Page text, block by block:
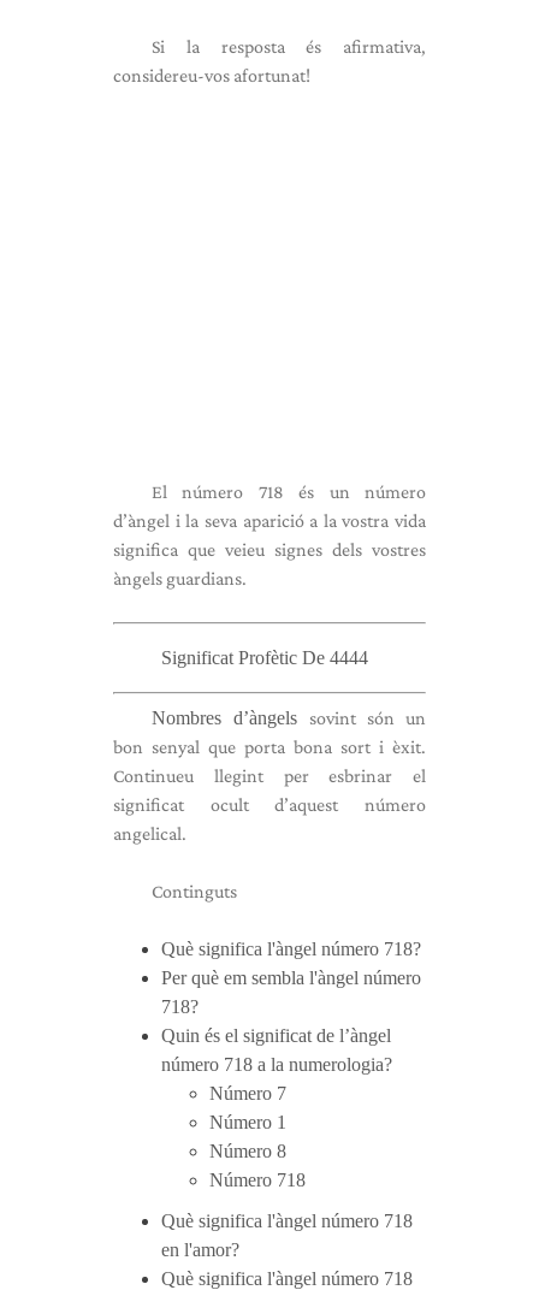
Si la resposta és afirmativa,
considereu-vos afortunat!
El número 718 és un número
d’àngel i la seva aparició a la vostra vida
significa que veieu signes dels vostres
àngels guardians.
Significat Profètic De 4444
Nombres d’àngels sovint són un
bon senyal que porta bona sort i èxit.
Continueu llegint per esbrinar el
significat ocult d’aquest número
angelical.
Continguts
Què significa l'àngel número 718?
Per què em sembla l'àngel número
718?
Quin és el significat de l’àngel
número 718 a la numerologia?
Número 7
Número 1
Número 8
Número 718
Què significa l'àngel número 718
en l'amor?
Què significa l'àngel número 718